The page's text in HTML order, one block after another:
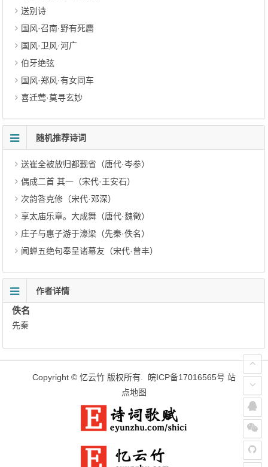
送别诗
国风·召南·野有死麕
国风·卫风·河广
伯牙绝弦
国风·郑风·有女同车
喜迁莺·莫寻玄妙
随机推荐诗词
送崔全被放归都觐省（唐代·岑参）
偶成二首 其一（宋代·王安石）
次韵答克修（宋代·邓深）
享太庙乐章。大成舞（唐代·魏徵）
庄子与惠子游于濠梁（先秦·佚名）
闻蝉五绝句奉呈诸幕友（宋代·曾丰）
作者详情
佚名
先秦
Copyright © 忆云竹 版权所有. 皖ICP备17016565号 站
点地图